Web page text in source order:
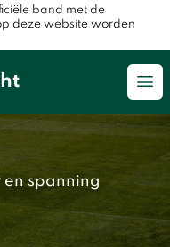
band met de
deze website worden
en spanning